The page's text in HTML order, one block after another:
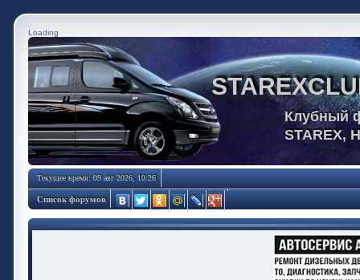
Loading
Клубный
STAREX,
Текущее время: 09 авг 2026, 10:26
Список форумов